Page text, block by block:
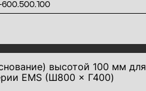
высотой 100 мм для
EMS (Ш800 × Г400)